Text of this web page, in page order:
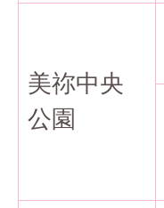
美祢中央
公園